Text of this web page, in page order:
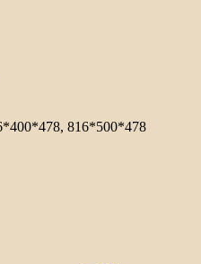
816*500*478